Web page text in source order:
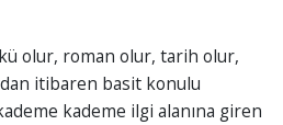
olur, roman olur, tarih olur,
itibaren basit konulu
kademe ilgi alanına giren